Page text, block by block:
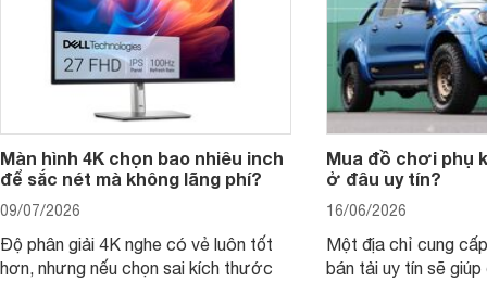
Màn hình 4K chọn bao nhiêu inch
để sắc nét mà không lãng phí?
09/07/2026
Độ phân giải 4K nghe có vẻ luôn tốt
hơn, nhưng nếu chọn sai kích thước
Mua đồ chơi phụ
ở đâu uy tín?
16/06/2026
Một địa chỉ cung
bán tải uy tín sẽ